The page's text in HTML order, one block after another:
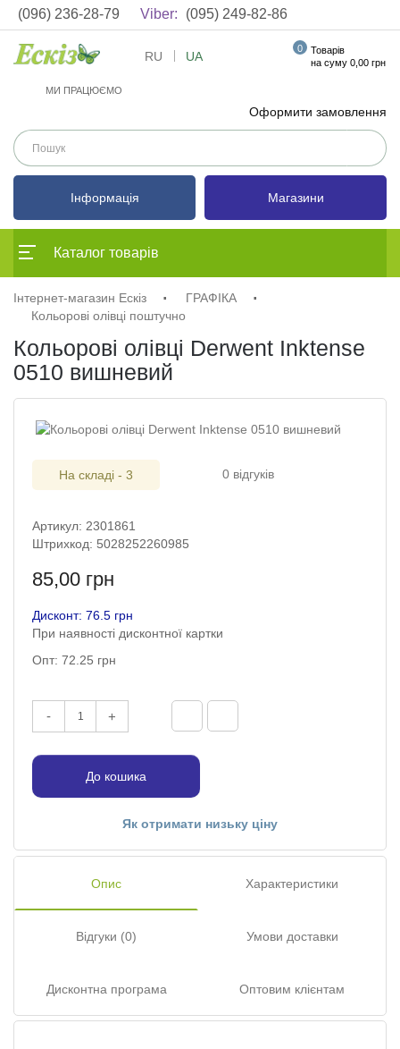
(096) 236-28-79 Viber: (095) 249-82-86
МИ ПРАЦЮЄМО
Оформити замовлення
RU UA Товарів
0
на суму 0,00 грн
Інформація Магазини
Каталог товарів
Інтернет-магазин Ескіз
ГРАФІКА
Кольорові олівці поштучно
Кольорові олівці Derwent Inktense
0510 вишневий
На складі - 3 0 відгуків
Артикул: 2301861
Штрихкод: 5028252260985
85,00 грн
Дисконт: 76.5 грн
При наявності дисконтної картки
Опт: 72.25 грн
- +
До кошика
Як отримати низьку ціну
Опис Характеристики
Відгуки (0) Умови доставки
Дисконтна програма Оптовим клієнтам